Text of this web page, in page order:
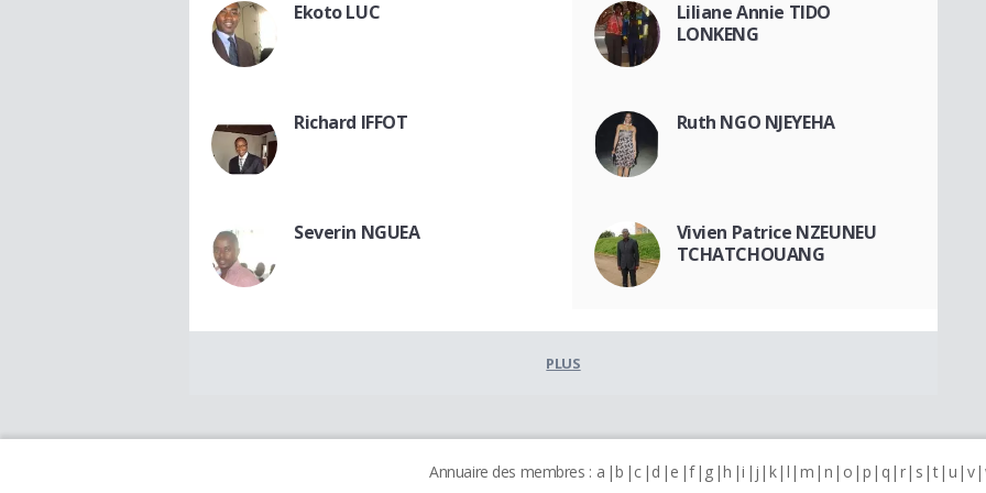
Ekoto LUC
Liliane Annie TIDO
LONKENG
Richard IFFOT Ruth NGO NJEYEHA
Severin NGUEA
Vivien Patrice NZEUNEU
TCHATCHOUANG
PLUS
Annuaire des membres : a b c d e f g h i j k l m n o p q r s t u v